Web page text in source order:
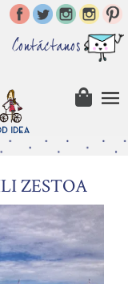
Contáctanos
ZESTOA